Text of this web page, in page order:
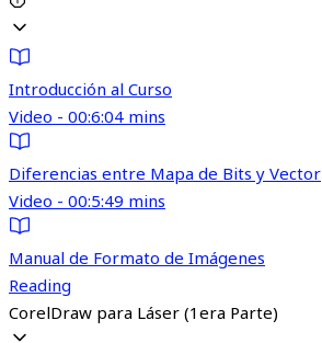
Introducción al Curso
Video - 00:6:04 mins
Diferencias entre Mapa de Bits y Vector
Video - 00:5:49 mins
Manual de Formato de Imágenes
Reading
CorelDraw para Láser (1era Parte)